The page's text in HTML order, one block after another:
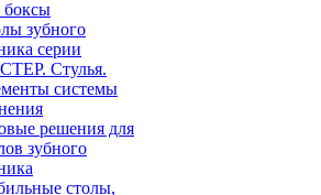
зубного
серии
Стулья.
системы
решения для
зубного
столы,